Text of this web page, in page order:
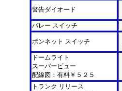
警告ダイオード
バレー スイッチ
ボンネット スイッチ
ドームライト
スーパービュー
配線図：有料￥５２５
トランク リリース